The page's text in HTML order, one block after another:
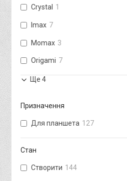
Crystal 1
Imax 7
Momax 3
Origami 7
Ще 4
Призначення
Для планшета 127
Стан
Створити 144